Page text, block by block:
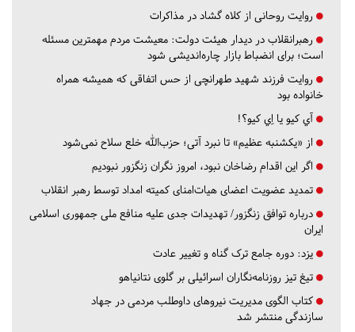
روایت روحانی از کلاه گشاد در مذاکرات
رهبرانقلاب در دیدار هیئت دولت: معیشت مردم مهمترین مسئله
است؛ برای انضباط بازار چاره‌اندیشی شود
روایت فرزند شهید طهرانچی از حس اتفاقی که همیشه همراه
خانواده بود
آي كيو يا اِي كيو؟!
از «یکشنبه عظیم» تا نبرد آتی؛ حزب‌الله خلع سلاح نمی‌شود
اگر این اقدام رضاخان نبود، امروز نگران زنگزور نبودیم
تمدید عضویت اعضای هیات‌امنای کمیته امداد توسط رهبر انقلاب
درباره توافق زنگزور/ تهدیدات جدی علیه منافع ملی جمهوری اسلامی
ایران
یزد: دوره جامع ترک گناه و تغییر عادت
تیغ تیز روزنامه‌نگاران اسرائیلی بر گلوی نتانیاهو
کتاب الگوی مدیریت نیروهای داوطلب مردمی در جهاد
سازندگی منتشر شد